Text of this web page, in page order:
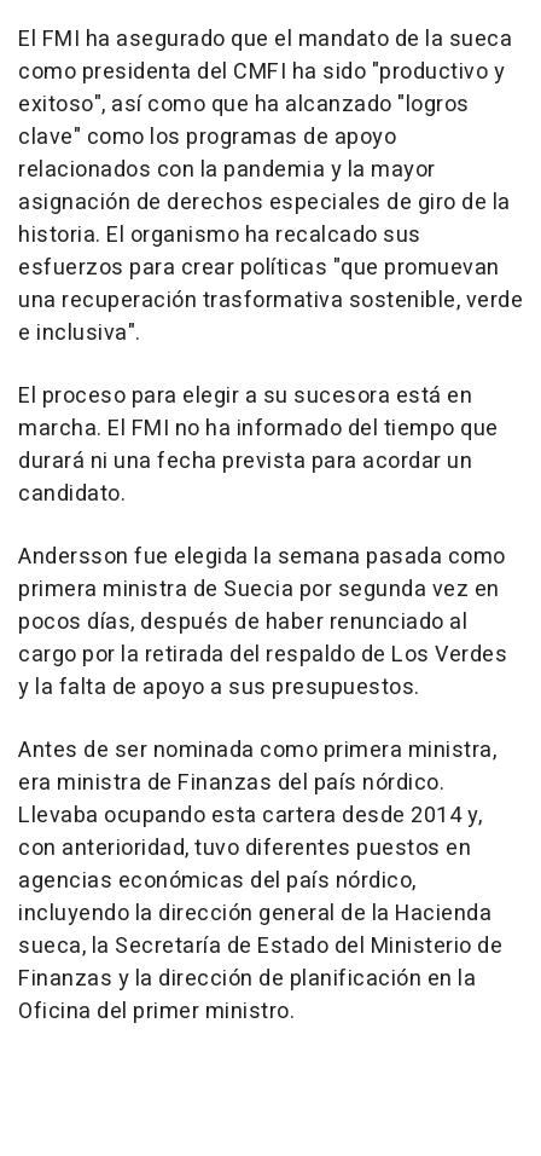
El FMI ha asegurado que el mandato de la sueca
como presidenta del CMFI ha sido "productivo y
exitoso", así como que ha alcanzado "logros
clave" como los programas de apoyo
relacionados con la pandemia y la mayor
asignación de derechos especiales de giro de la
historia. El organismo ha recalcado sus
esfuerzos para crear políticas "que promuevan
una recuperación trasformativa sostenible, verde
e inclusiva".
El proceso para elegir a su sucesora está en
marcha. El FMI no ha informado del tiempo que
durará ni una fecha prevista para acordar un
candidato.
Andersson fue elegida la semana pasada como
primera ministra de Suecia por segunda vez en
pocos días, después de haber renunciado al
cargo por la retirada del respaldo de Los Verdes
y la falta de apoyo a sus presupuestos.
Antes de ser nominada como primera ministra,
era ministra de Finanzas del país nórdico.
Llevaba ocupando esta cartera desde 2014 y,
con anterioridad, tuvo diferentes puestos en
agencias económicas del país nórdico,
incluyendo la dirección general de la Hacienda
sueca, la Secretaría de Estado del Ministerio de
Finanzas y la dirección de planificación en la
Oficina del primer ministro.